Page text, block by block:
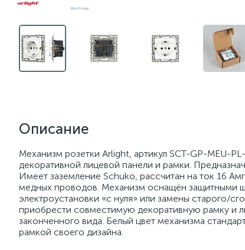
Описание
Механизм розетки Arlight, артикул SCT-GP-MEU-
декоративной лицевой панели и рамки.
Имеет заземление Schuko, рассчитан на ток 16
медных проводов. Механизм оснащён защитными
электроустановки «с нуля» или замены старого/
приобрести совместимую декоративную рамку и
законченного вида. Белый цвет механизма
рамкой своего дизайна.